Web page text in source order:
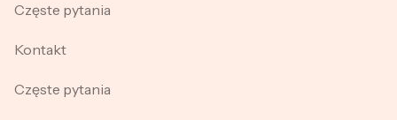
Częste pytania
Kontakt
Częste pytania